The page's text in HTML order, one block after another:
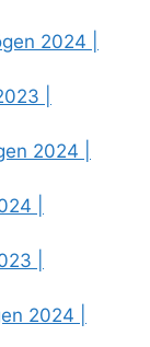
2024 |
|
2024 |
|
|
2024 |